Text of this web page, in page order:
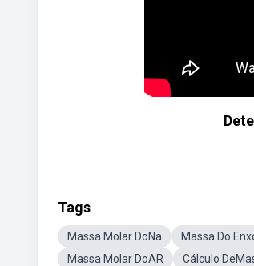
Tags
Massa Molar DoNa Massa Do
Massa Molar DoAR
Cálculo